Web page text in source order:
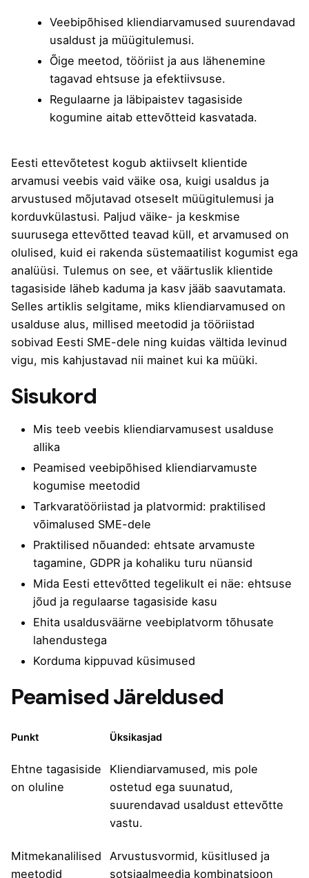
Veebipõhised kliendiarvamused suurendavad
usaldust ja müügitulemusi.
Õige meetod, tööriist ja aus lähenemine
tagavad ehtsuse ja efektiivsuse.
Regulaarne ja läbipaistev tagasiside
kogumine aitab ettevõtteid kasvatada.
Eesti ettevõtetest kogub aktiivselt klientide
arvamusi veebis vaid väike osa, kuigi usaldus ja
arvustused mõjutavad otseselt müügitulemusi ja
korduvkülastusi. Paljud väike- ja keskmise
suurusega ettevõtted teavad küll, et arvamused on
olulised, kuid ei rakenda süstemaatilist kogumist ega
analüüsi. Tulemus on see, et väärtuslik klientide
tagasiside läheb kaduma ja kasv jääb saavutamata.
Selles artiklis selgitame, miks kliendiarvamused on
usalduse alus, millised meetodid ja tööriistad
sobivad Eesti SME-dele ning kuidas vältida levinud
vigu, mis kahjustavad nii mainet kui ka müüki.
Sisukord
Mis teeb veebis kliendiarvamusest usalduse
allika
Peamised veebipõhised kliendiarvamuste
kogumise meetodid
Tarkvaratööriistad ja platvormid: praktilised
võimalused SME-dele
Praktilised nõuanded: ehtsate arvamuste
tagamine, GDPR ja kohaliku turu nüansid
Mida Eesti ettevõtted tegelikult ei näe: ehtsuse
jõud ja regulaarse tagasiside kasu
Ehita usaldusväärne veebiplatvorm tõhusate
lahendustega
Korduma kippuvad küsimused
Peamised Järeldused
Punkt Üksikasjad
Ehtne tagasiside
on oluline
Kliendiarvamused, mis pole
ostetud ega suunatud,
suurendavad usaldust ettevõtte
vastu.
Mitmekanalilised
meetodid
Arvustusvormid, küsitlused ja
sotsiaalmeedia kombinatsioon